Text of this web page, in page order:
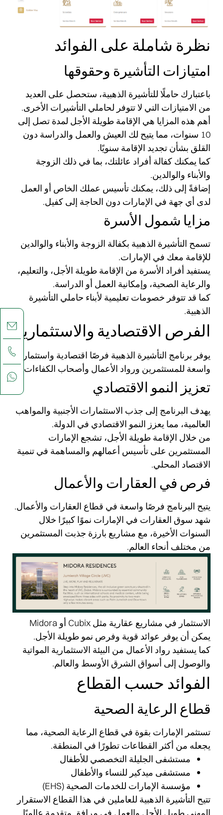
نظرة شاملة على الفوائد
امتيازات التأشيرة وحقوقها
باعتبارك حاملًا للتأشيرة الذهبية، ستحصل على العديد
من الامتيازات التي لا تتوفر لحاملي التأشيرات الأخرى.
أهم هذه المزايا هي الإقامة طويلة الأجل لمدة تصل إلى
10 سنوات، مما يتيح لك العيش والعمل والدراسة دون
القلق بشأن تجديد الإقامة سنويًا.
كما يمكنك كفالة أفراد عائلتك، بما في ذلك الزوجة
والأبناء والوالدين.
إضافةً إلى ذلك، يمكنك تأسيس عملك الخاص أو العمل
لدى أي جهة في الإمارات دون الحاجة إلى كفيل.
مزايا شمول الأسرة
تسمح التأشيرة الذهبية بكفالة الزوجة والأبناء والوالدين
للإقامة معك في الإمارات.
يستفيد أفراد الأسرة من الإقامة طويلة الأجل، والتعليم،
والرعاية الصحية، وإمكانية العمل أو الدراسة.
كما قد تتوفر خصومات تعليمية لأبناء حاملي التأشيرة
الذهبية.
الفرص الاقتصادية والاستثمارية
يوفر برنامج التأشيرة الذهبية فرصًا اقتصادية واستثمارية
واسعة للمستثمرين ورواد الأعمال وأصحاب الكفاءات.
تعزيز النمو الاقتصادي
يهدف البرنامج إلى جذب الاستثمارات الأجنبية والمواهب
العالمية، مما يعزز النمو الاقتصادي في الدولة.
من خلال الإقامة طويلة الأجل، تشجع الإمارات
المستثمرين على تأسيس أعمالهم والمساهمة في تنمية
الاقتصاد المحلي.
فرص في العقارات والأعمال
يتيح البرنامج فرصًا واسعة في قطاع العقارات والأعمال.
شهد سوق العقارات في الإمارات نموًا كبيرًا خلال
السنوات الأخيرة، مع مشاريع بارزة جذبت المستثمرين
من مختلف أنحاء العالم.
الاستثمار في مشاريع عقارية مثل Cubix أو Midora
يمكن أن يوفر عوائد قوية وفرص نمو طويلة الأجل.
كما يستفيد رواد الأعمال من البيئة الاستثمارية المواتية
والوصول إلى أسواق الشرق الأوسط والعالم.
الفوائد حسب القطاع
قطاع الرعاية الصحية
تستثمر الإمارات بقوة في قطاع الرعاية الصحية، مما
يجعله من أكثر القطاعات تطورًا في المنطقة.
مستشفى الجليلة التخصصي للأطفال
مستشفى ميدكير للنساء والأطفال
مؤسسة الإمارات للخدمات الصحية (EHS)
تتيح التأشيرة الذهبية للعاملين في هذا القطاع الاستقرار